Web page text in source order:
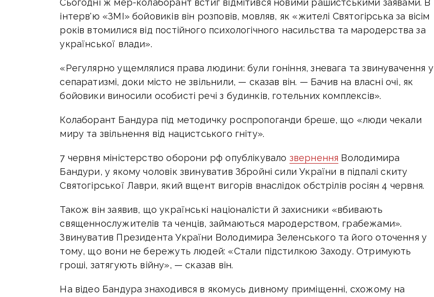
Сьогодні ж мер-колаборант встиг відмітився новими рашистськими заявами. В
інтерв'ю «ЗМІ» бойовиків він розповів, мовляв, як «жителі Святогірська за вісім
років втомилися від постійного психологічного насильства та мародерства за
української влади».
«Регулярно ущемлялися права людини: були гоніння, зневага та звинувачення у
сепаратизмі, доки місто не звільнили, — сказав він. — Бачив на власні очі, як
бойовики виносили особисті речі з будинків, готельних комплексів».
Колаборант Бандура під методичку роспропоганди бреше, що «люди чекали
миру та звільнення від нацистського гніту».
7 червня міністерство оборони рф опублікувало звернення Володимира
Бандури, у якому чоловік звинуватив Збройні сили України в підпалі скиту
Святогірської Лаври, який вщент вигорів внаслідок обстрілів росіян 4 червня.
Також він заявив, що українські націоналісти й захисники «вбивають
священнослужителів та ченців, займаються мародерством, грабежами».
Звинуватив Президента України Володимира Зеленського та його оточення у
тому, що вони не бережуть людей: «Стали підстилкою Заходу. Отримують
гроші, затягують війну», — сказав він.
На відео Бандура знаходився в якомусь дивному приміщенні, схожому на